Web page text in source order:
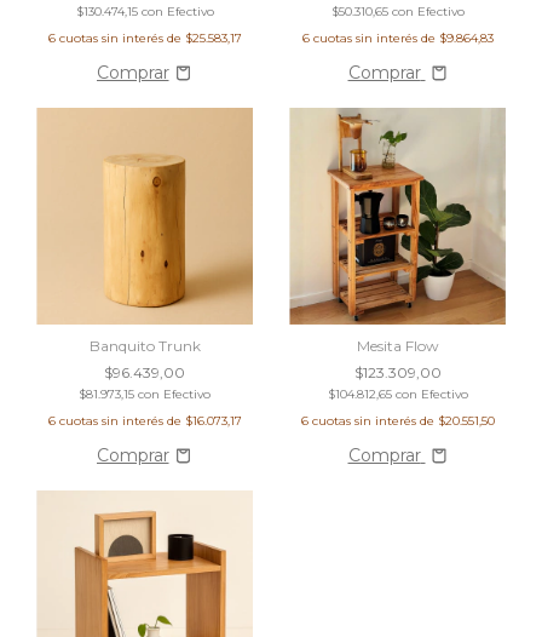
$130.474,15 con Efectivo
6 cuotas sin interés de $25.583,17
$50.310,65 con Efectivo
6 cuotas sin interés de $9.864,83
Comprar
Banquito Trunk
$96.439,00
$81.973,15 con Efectivo
6 cuotas sin interés de $16.073,17
Mesita Flow
$123.309,00
$104.812,65 con Efectivo
6 cuotas sin interés de $20.551,50
Comprar